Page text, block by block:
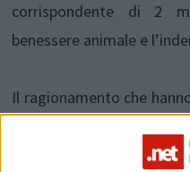
corrispondente di 2
benessere animale e
Il ragionamento che
di litri di latte prodotti